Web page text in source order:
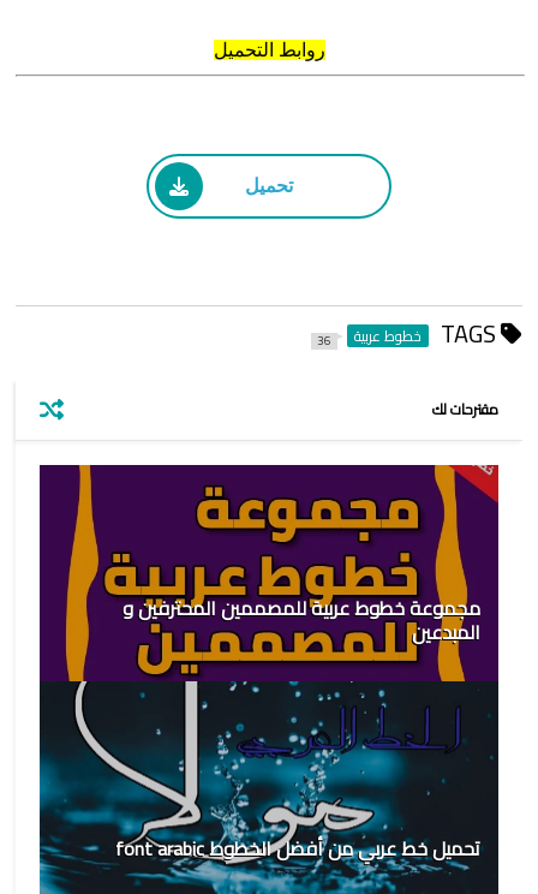
روابط التحميل
تحميل
خطوط عربية 36
مقترحات لك
مجموعة خطوط عربية للمصممين المحترفين و
المبدعين
تحميل خط عربي من أفضل الخطوط font arabic